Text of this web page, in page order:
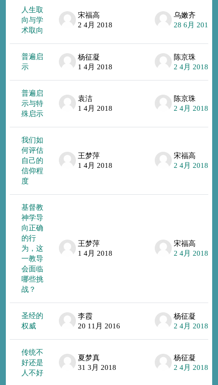
人生取
向与学
术取向
宋福高
2 4月 2018
乌嫩齐
28 6月 2019
普遍启
示
杨征凝
1 4月 2018
陈京珠
2 4月 2018
普遍启
示与特
殊启示
袁洁
1 4月 2018
陈京珠
2 4月 2018
我们如
何评估
自己的
信仰程
度
王梦萍
1 4月 2018
宋福高
2 4月 2018
基督教
神学导
向正确
的行
为，这
一教导
会面临
哪些挑
战？
王梦萍
1 4月 2018
宋福高
2 4月 2018
圣经的
权威
李霞
20 11月 2016
杨征凝
2 4月 2018
传统不
好还是
人不好
夏梦真
31 3月 2018
杨征凝
2 4月 2018